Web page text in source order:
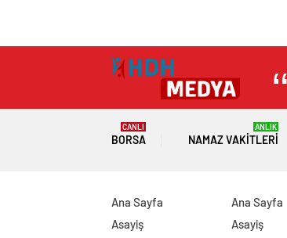
BORSA
CANLI
NAMAZ VAKITLERI
ANLIK
Ana Sayfa
Asayiş
Ana Sayfa
Asayiş